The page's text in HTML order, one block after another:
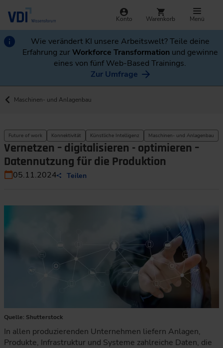
Konto Warenkorb Menü
Wie verändert KI unsere Arbeitswelt? Teile deine
Erfahrung zurWorkforce Transformation und gewinne
eines von fünf Web-Based Trainings.
Zur Umfrage
Maschinen- und Anlagenbau
Future of work Konnektivität Künstliche Intelligenz Maschinen- und Anlagenbau
Vernetzen – digitalisieren - optimieren –
Datennutzung für die Produktion
05.11.2024 Teilen
Quelle: Shutterstock
In allen produzierenden Unternehmen liefern Anlagen,
Produkte, Infrastruktur und Systeme zahlreiche Daten, die